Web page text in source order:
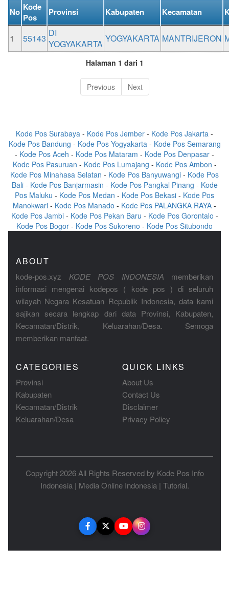
No Kode
Pos
Provinsi Kabupaten Kecamatan
1 55143 DI
YOGYAKARTA YOGYAKARTA MANTRIJERON
Halaman 1 dari 1
Previous Next
Kode Pos Surabaya - Kode Pos Jember - Kode Pos Jakarta -
Kode Pos Bandung - Kode Pos Yogyakarta - Kode Pos Semarang
- Kode Pos Aceh - Kode Pos Mataram - Kode Pos Denpasar -
Kode Pos Pasuruan - Kode Pos Lumajang - Kode Pos Ambon -
Kode Pos Minahasa Selatan - Kode Pos Banyuwangi - Kode Pos
Bali- Kode Pos Banjarmasin - Kode Pos Pangkal Pinang - Kode
Pos Maluku - Kode Pos Medan - Kode Pos Bekasi - Kode Pos
Manokwari - Kode Pos Manado - Kode Pos PALANGKA RAYA -
Kode Pos Jambi- Kode Pos Pekan Baru - Kode Pos Gorontalo -
Kode Pos Bogor - Kode Pos Sukoreno - Kode Pos Situbondo
ABOUT
kode-pos.xyz KODE POS INDONESIA memberikan
informasi mengenai kodepos ( kode pos ) di seluruh
wilayah Negara Kesatuan Republik Indonesia, data kami
sajikan secara lengkap dari data Provinsi, Kabupaten,
Kecamatan/Distrik, Keluarahan/Desa. Semoga
memberikan manfaat.
CATEGORIES
Provinsi
Kabupaten
Kecamatan/Distrik
Keluarahan/Desa
QUICK LINKS
About Us
Contact Us
Disclaimer
Privacy Policy
Copyright 2026 All Rights Reserved by Kode Pos Info
Indonesia| Media Online Indonesia| Tutorial.